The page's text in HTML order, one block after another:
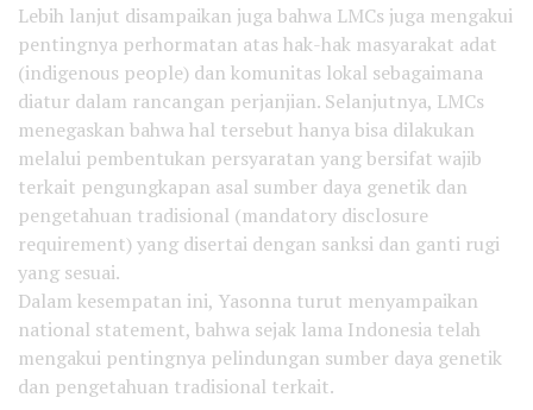
Lebih lanjut disampaikan juga bahwa LMCs juga mengakui
pentingnya perhormatan atas hak-hak masyarakat adat
(indigenous people) dan komunitas lokal sebagaimana
diatur dalam rancangan perjanjian. Selanjutnya, LMCs
menegaskan bahwa hal tersebut hanya bisa dilakukan
melalui pembentukan persyaratan yang bersifat wajib
terkait pengungkapan asal sumber daya genetik dan
pengetahuan tradisional (mandatory disclosure
requirement) yang disertai dengan sanksi dan ganti rugi
yang sesuai.
Dalam kesempatan ini, Yasonna turut menyampaikan
national statement, bahwa sejak lama Indonesia telah
mengakui pentingnya pelindungan sumber daya genetik
dan pengetahuan tradisional terkait.